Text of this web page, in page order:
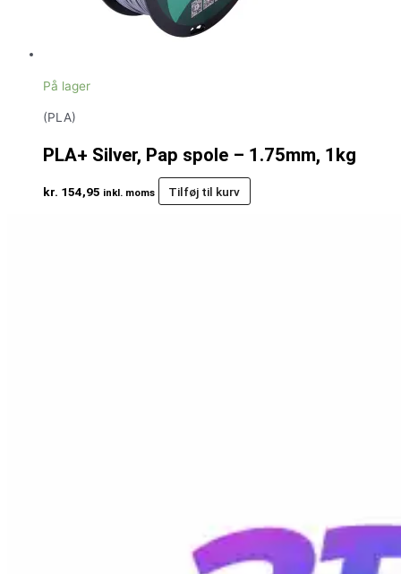
På lager
(PLA)
PLA+ Silver, Pap spole – 1.75mm, 1kg
kr. 154,95 inkl. moms Tilføj til kurv